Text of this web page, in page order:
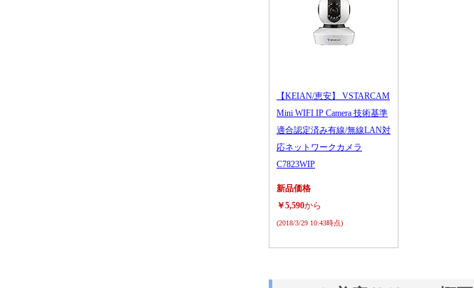
【KEIAN/恵安】 VSTARCAM
Mini WIFI IP Camera 技術基準
適合認定済み有線/無線LAN対
応ネットワークカメラ
C7823WIP
新品価格
￥5,590から
(2018/3/29 10:43時点)